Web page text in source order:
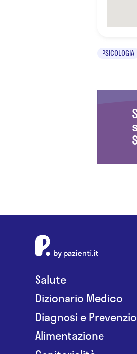
PSICOLOGIA
Salute
Dizionario Medico
Diagnosi e
Alimentazione